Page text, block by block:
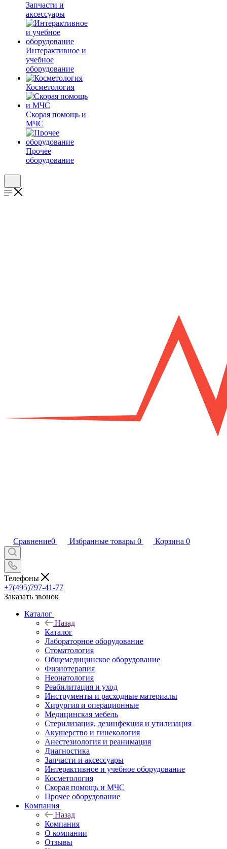
Запчасти и
аксессуары
Интерактивное и
учебное
оборудование
Косметология
Скорая помощь и
МЧС
Прочее
оборудование
Сравнение0 Избранные товары 0 Корзина 0
Телефоны
+7(495)797-41-77
Заказать звонок
Каталог
Назад
Каталог
Лабораторное оборудование
Стоматология
Общемедицинское оборудование
Физиотерапия
Неонатология
Реабилитация и уход
Инструменты и расходные материалы
Хирургия и операционные
Медицинская мебель
Стерилизация, дезинфекция и утилизация
Акушерство и гинекология
Анестезиология и реанимация
Диагностика
Запчасти и аксессуары
Интерактивное и учебное оборудование
Косметология
Скорая помощь и МЧС
Прочее оборудование
Компания
Назад
Компания
О компании
Отзывы